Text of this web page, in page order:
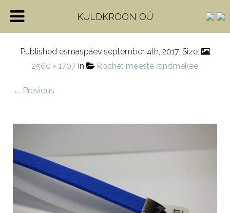
IMG_0951-1
Published esmaspäev september 4th, 2017. Size:
2560 × 1707 in Rochet meeste randmekee
← Previous
KULDKROON OÜ